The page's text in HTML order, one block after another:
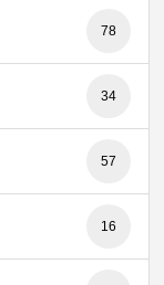
78
34
57
16